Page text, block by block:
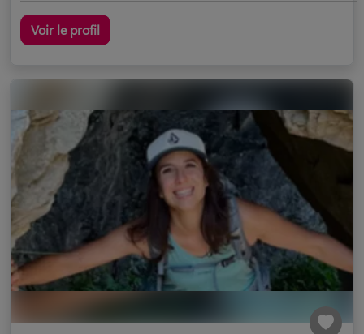
Voir le profil